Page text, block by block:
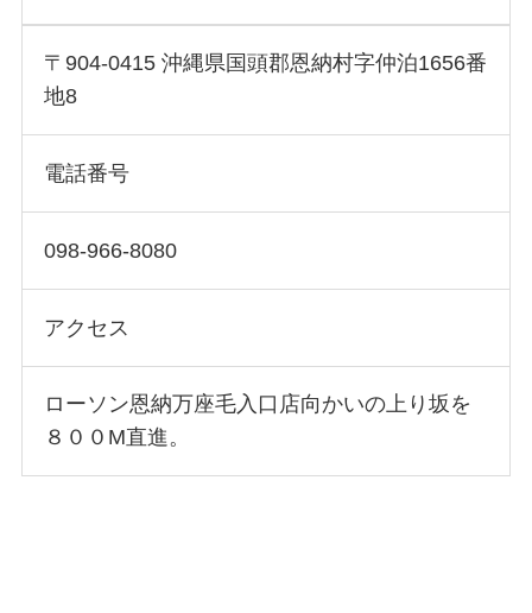
〒904-0415 沖縄県国頭郡恩納村字仲泊1656番
地8
電話番号
098-966-8080
アクセス
ローソン恩納万座毛入口店向かいの上り坂を
８００M直進。